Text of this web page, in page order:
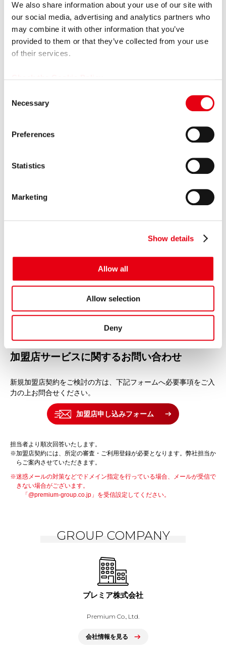
We also share information about your use of our site with
our social media, advertising and analytics partners who
may combine it with other information that you’ve
provided to them or that they’ve collected from your use
of their services.
Necessary
Preferences
Statistics
Marketing
Show details
Allow all
Allow selection
Deny
よくあるご質問
自動車保険とどう違うの？
で修理する保証サービスが「故障保証」です。
なぜ中古車を保証できるの？
200万台の自動車修理ビックデータを保有していること
加盟店サービスに関するお問い合わせ
新規加盟店契約をご検討の方は、下記フォームへ必要事項をご入
力の上お問合せください。
加盟店申し込みフォーム
担当者より順次回答いたします。
※加盟店契約には、所定の審査・ご利用登録が必要となります。弊社担当か
らご案内させていただきます。
※迷惑メールの対策などでドメイン指定を行っている場合、メールが受信で
きない場合がございます。
「@premium-group.co.jp」を受信設定してください。
GROUP COMPANY
プレミア株式会社
Premium Co., Ltd.
会社情報を見る